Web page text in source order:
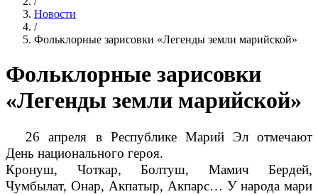
Новости
/
Фольклорные зарисовки «Легенды земли марийской»
Фольклорные зарисовки
«Легенды земли марийской»
26 апреля в Республике Марий Эл отмечают
День национального героя.
Кронуш, Чоткар, Болтуш, Мамич Бердей,
Чумбылат, Онар, Акпатыр, Акпарс… У народа мари